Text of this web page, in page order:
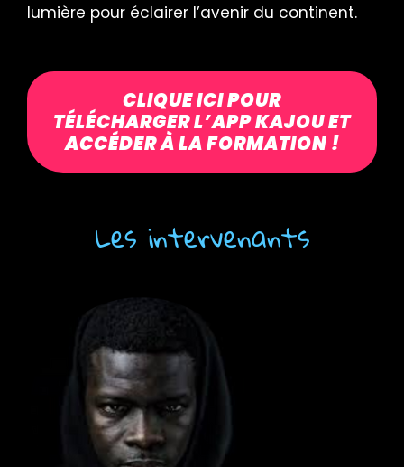
lumière pour éclairer l’avenir du continent.
CLIQUE ICI POUR
TÉLÉCHARGER L’APP KAJOU ET
ACCÉDER À LA FORMATION !
Les intervenants